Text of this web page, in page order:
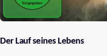
Der Lauf seines Lebens